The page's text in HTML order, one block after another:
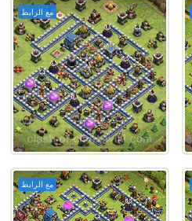
مع الرابط
مع الرابط